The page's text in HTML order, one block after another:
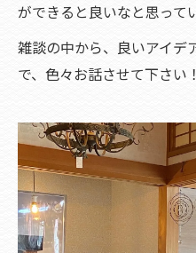
ができると良いなと思って
雑談の中から、良いアイデ
で、色々お話させて下さい！